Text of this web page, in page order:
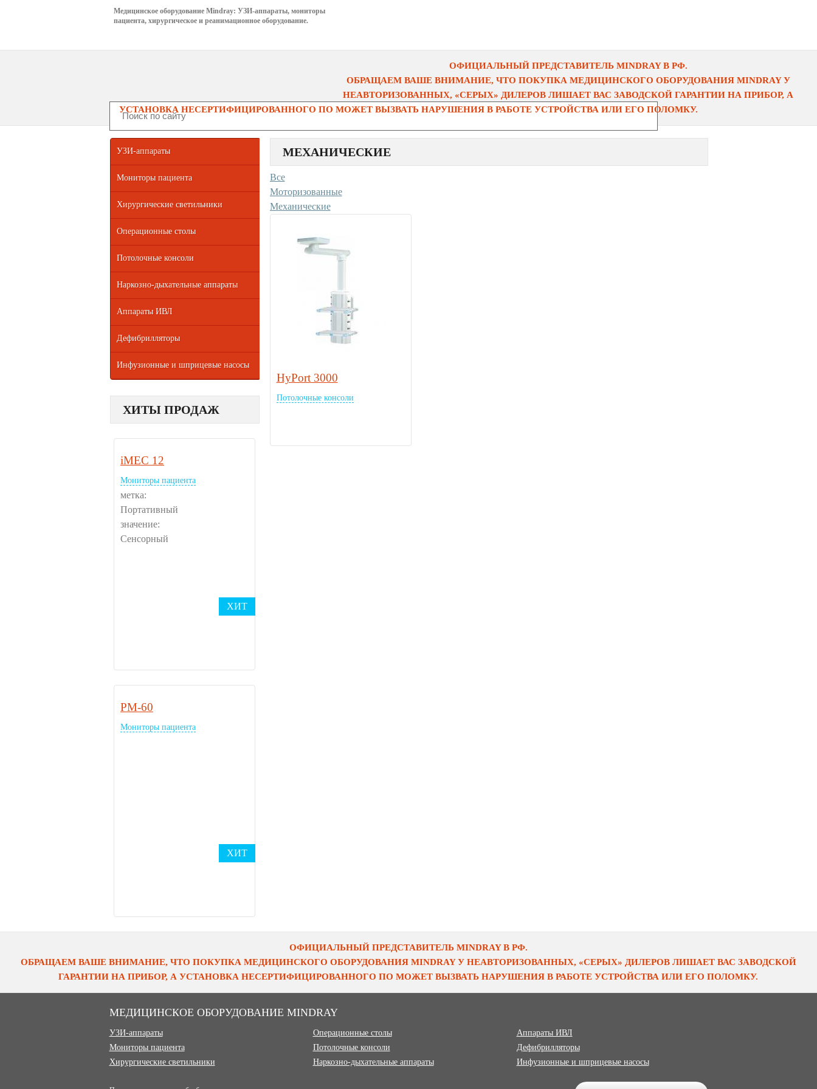
Медицинское оборудование Mindray: УЗИ-аппараты, мониторы
пациента, хирургическое и реанимационное оборудование.
ОФИЦИАЛЬНЫЙ ПРЕДСТАВИТЕЛЬ MINDRAY В РФ.
ОБРАЩАЕМ ВАШЕ ВНИМАНИЕ, ЧТО ПОКУПКА МЕДИЦИНСКОГО ОБОРУДОВАНИЯ MINDRAY У
НЕАВТОРИЗОВАННЫХ, «СЕРЫХ» ДИЛЕРОВ ЛИШАЕТ ВАС ЗАВОДСКОЙ ГАРАНТИИ НА ПРИБОР, А
УСТАНОВКА НЕСЕРТИФИЦИРОВАННОГО ПО МОЖЕТ ВЫЗВАТЬ НАРУШЕНИЯ В РАБОТЕ УСТРОЙСТВА ИЛИ ЕГО ПОЛОМКУ.
УЗИ-аппараты
Мониторы пациента
Хирургические светильники
Операционные столы
Потолочные консоли
Наркозно-дыхательные аппараты
Аппараты ИВЛ
Дефибрилляторы
Инфузионные и шприцевые насосы
ХИТЫ ПРОДАЖ
iMEC 12
ХИТ
Мониторы пациента
метка:
Портативный
значение:
Сенсорный
PM-60
ХИТ
Мониторы пациента
МЕХАНИЧЕСКИЕ
Все
Моторизованные
Механические
HyPort 3000
Потолочные консоли
ОФИЦИАЛЬНЫЙ ПРЕДСТАВИТЕЛЬ MINDRAY В РФ.
ОБРАЩАЕМ ВАШЕ ВНИМАНИЕ, ЧТО ПОКУПКА МЕДИЦИНСКОГО ОБОРУДОВАНИЯ MINDRAY У НЕАВТОРИЗОВАННЫХ, «СЕРЫХ» ДИЛЕРОВ ЛИШАЕТ ВАС ЗАВОДСКОЙ
ГАРАНТИИ НА ПРИБОР, А УСТАНОВКА НЕСЕРТИФИЦИРОВАННОГО ПО МОЖЕТ ВЫЗВАТЬ НАРУШЕНИЯ В РАБОТЕ УСТРОЙСТВА ИЛИ ЕГО ПОЛОМКУ.
МЕДИЦИНСКОЕ ОБОРУДОВАНИЕ MINDRAY
УЗИ-аппараты
Мониторы пациента
Хирургические светильники
Операционные столы
Потолочные консоли
Наркозно-дыхательные аппараты
Аппараты ИВЛ
Дефибрилляторы
Инфузионные и шприцевые насосы